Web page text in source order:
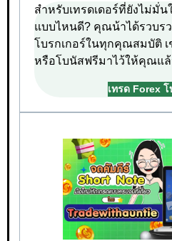
สำหรับเทรดเดอร์ที่ยังไม่มั่น
แบบไหนดี? คุณน้าได้รวบร
โบรกเกอร์ในทุกคุณสมบัติ เ
หรือโบนัสฟรีมาไว้ให้คุณแล้
เทรด Forex